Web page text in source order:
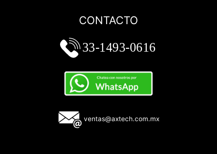
CONTACTO
ventas@axtech.com.mx